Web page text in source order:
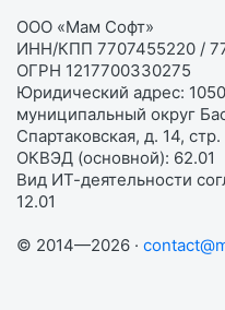
ООО «Мам Софт»
ИНН/КПП 7707455220 /
ОГРН 1217700330275
Юридический адрес:
муниципальный округ
Спартаковская, д. 14,
ОКВЭД (основной): 62.01
Вид ИТ-деятельности
12.01
© 2014—2026 ·